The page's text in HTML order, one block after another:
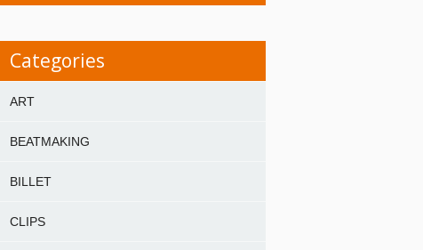
Categories
ART
BEATMAKING
BILLET
CLIPS